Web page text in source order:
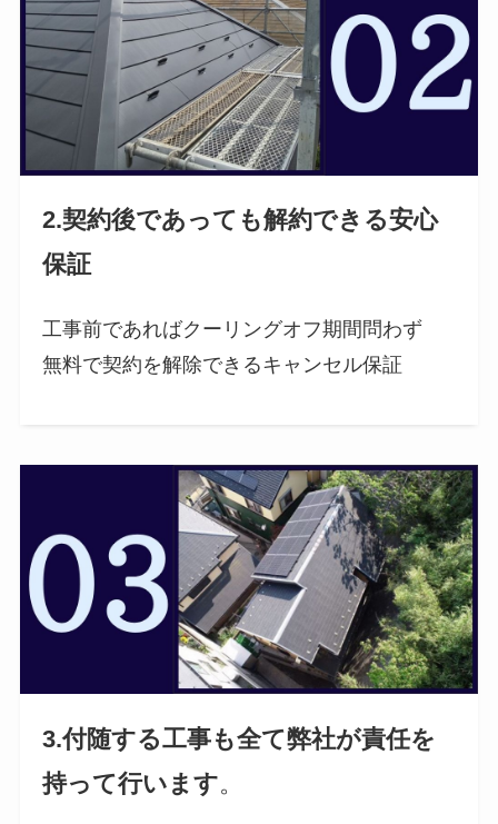
2.契約後であっても解約できる安心
保証
工事前であればクーリングオフ期間問わず
無料で契約を解除できるキャンセル保証
3.付随する工事も全て弊社が責任を
持って行います。